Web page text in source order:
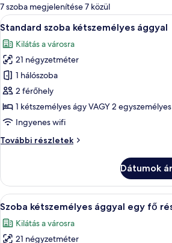
álló
szűrők
7 szoba megjelenítése 7 közül
A
következő
szoba
összes
képének
megtekintése:
Standard
szoba
kétszemélyes
ággyal
Egy
4
Standard szoba kétszemélyes ággyal
Kilátás a városra
21 négyzetméter
1 hálószoba
2 férőhely
1 kétszemélyes ágy VAGY 2
Ingyenes wifi
További részletek
Standard
további
részletei
Dátumok
A
következő
szoba
Egy
4
Szoba kétszemélyes ággyal egy fő
Kilátás a városra
21 négyzetméter